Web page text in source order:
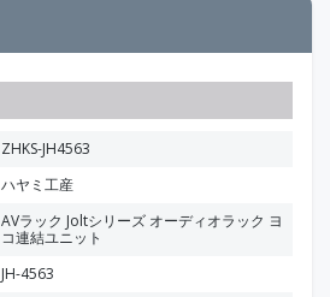
ZHKS-JH4563
ハヤミ工産
AVラック Joltシリーズ オーディオラック ヨ
コ連結ユニット
JH-4563